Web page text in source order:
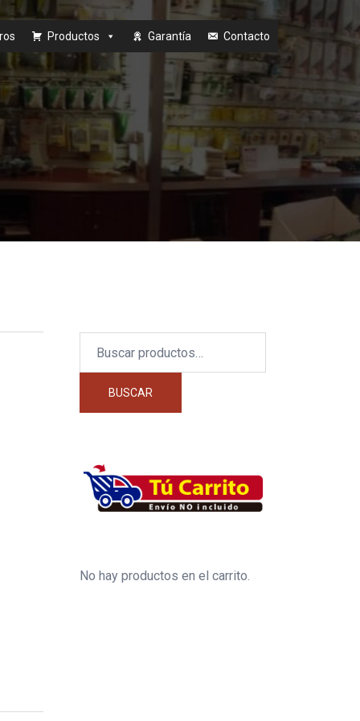
Productos Garantía Contacto
por:
BUSCAR
No hay productos en el carrito.